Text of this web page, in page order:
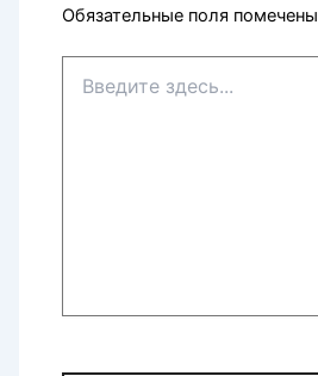
Обязательные поля помечены
здесь...